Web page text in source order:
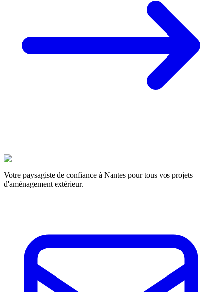
Votre paysagiste de confiance à Nantes pour tous vos projets
d'aménagement extérieur.